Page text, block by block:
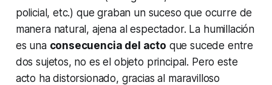
policial, etc.) que graban un suceso que ocurre de
manera natural, ajena al espectador. La humillación
es una consecuencia del acto que sucede entre
dos sujetos, no es el objeto principal. Pero este
acto ha distorsionado, gracias al maravilloso